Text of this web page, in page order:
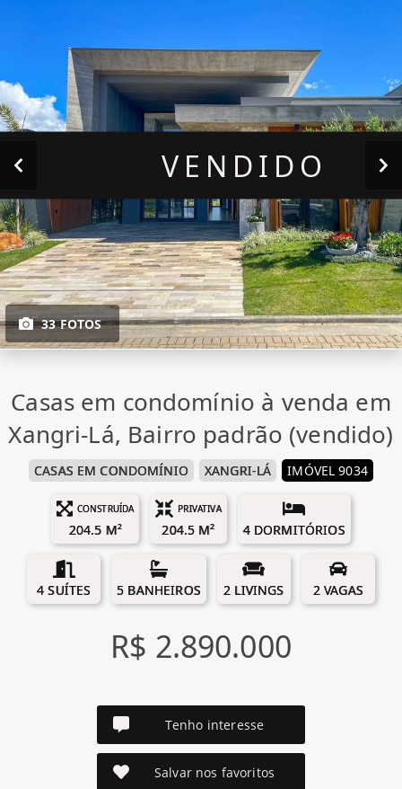
33 FOTOS
VENDIDO
Casas em condomínio à venda em
Xangri-Lá, Bairro padrão (vendido)
CASAS EM CONDOMÍNIO XANGRI-LÁ IMÓVEL 9034
CONSTRUÍDA
204.5 M²
PRIVATIVA
204.5 M² 4 DORMITÓRIOS
4 SUÍTES 5 BANHEIROS 2 LIVINGS 2 VAGAS
R$ 2.890.000
Tenho interesse
Salvar nos favoritos